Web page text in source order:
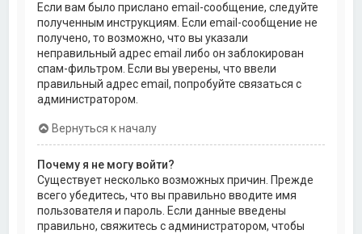
Если вам было прислано email-сообщение, следуйте
полученным инструкциям. Если email-сообщение не
получено, то возможно, что вы указали
неправильный адрес email либо он заблокирован
спам-фильтром. Если вы уверены, что ввели
правильный адрес email, попробуйте связаться с
администратором.
Вернуться к началу
Почему я не могу войти?
Существует несколько возможных причин. Прежде
всего убедитесь, что вы правильно вводите имя
пользователя и пароль. Если данные введены
правильно, свяжитесь с администратором, чтобы